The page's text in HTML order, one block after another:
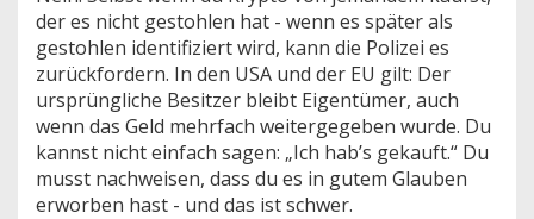
der es nicht gestohlen hat - wenn es später als
gestohlen identifiziert wird, kann die Polizei es
zurückfordern. In den USA und der EU gilt: Der
ursprüngliche Besitzer bleibt Eigentümer, auch
wenn das Geld mehrfach weitergegeben wurde. Du
kannst nicht einfach sagen: „Ich hab’s gekauft.“ Du
musst nachweisen, dass du es in gutem Glauben
erworben hast - und das ist schwer.